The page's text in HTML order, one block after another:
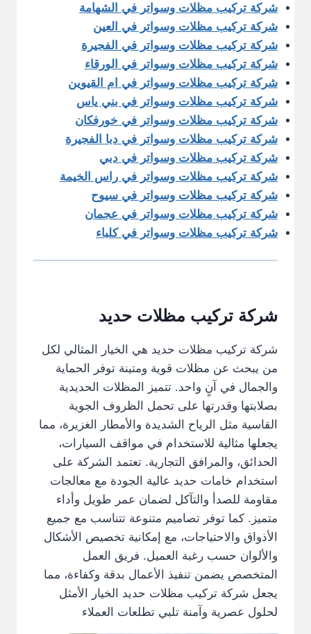
شركة تركيب مظلات وسواتر في الشهامة
شركة تركيب مظلات وسواتر في العين
شركة تركيب مظلات وسواتر في الفجيرة
شركة تركيب مظلات وسواتر في الورقاء
شركة تركيب مظلات وسواتر في ام القيوين
شركة تركيب مظلات وسواتر في بني ياس
شركة تركيب مظلات وسواتر في خورفكان
شركة تركيب مظلات وسواتر في دبا الفجيرة
شركة تركيب مظلات وسواتر في دبي
شركة تركيب مظلات وسواتر في راس الخيمة
شركة تركيب مظلات وسواتر في سيوح
شركة تركيب مظلات وسواتر في عجمان
شركة تركيب مظلات وسواتر في كلباء
شركة تركيب مظلات حديد
شركة تركيب مظلات حديد هي الخيار المثالي لكل
من يبحث عن مظلات قوية ومتينة توفر الحماية
والجمال في آنٍ واحد. تتميز المظلات الحديدية
بصلابتها وقدرتها على تحمل الظروف الجوية
القاسية مثل الرياح الشديدة والأمطار الغزيرة، مما
يجعلها مثالية للاستخدام في مواقف السيارات،
الحدائق، والمرافق التجارية. تعتمد الشركة على
استخدام خامات حديد عالية الجودة مع معالجات
مقاومة للصدأ والتآكل لضمان عمر طويل وأداء
متميز. كما توفر تصاميم متنوعة تتناسب مع جميع
الأذواق والاحتياجات، مع إمكانية تخصيص الأشكال
والألوان حسب رغبة العميل. فريق العمل
المتخصص يضمن تنفيذ الأعمال بدقة وكفاءة، مما
يجعل شركة تركيب مظلات حديد الخيار الأمثل
لحلول عصرية وآمنة تلبي تطلعات العملاء